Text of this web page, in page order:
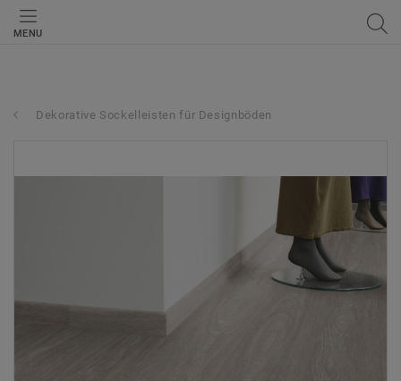
MENU
Dekorative Sockelleisten für Designböden